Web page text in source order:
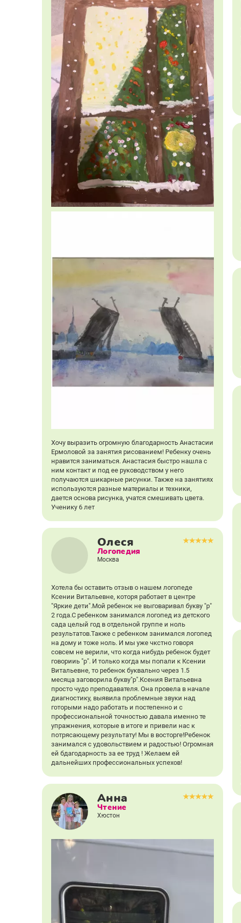
Хочу выразить огромную благодарность Анастасии
Ермоловой за занятия рисованием! Ребенку очень
нравится заниматься. Анастасия быстро нашла с
ним контакт и под ее руководством у него
получаются шикарные рисунки. Также на занятиях
используются разные материалы и техники,
дается основа рисунка, учатся смешивать цвета.
Ученику 6 лет
Олеся
Логопедия
Москва
Хотела бы оставить отзыв о нашем логопеде
Ксении Витальевне, которя работает в центре
"Яркие дети".Мой ребенок не выговаривал букву "р"
2 года.С ребенком занимался логопед из детского
сада целый год в отдельной группе и ноль
результатов.Также с ребенком занимался логопед
на дому и тоже ноль. И мы уже чкстно говоря
совсем не верили, что когда нибудь ребенок будет
говорииь "р". И только когда мы попали к Ксении
Витальевне, то ребенок буквально через 1.5
месяца заговорила букву"р".Ксения Витальевна
просто чудо преподавателя. Она провела в начале
диагностику, выявила проблемные звуки над
готорыми надо работать и постепенно и с
профессиональной точностью давала именно те
упражнения, которые в итоге и привели нас к
потрясающему результату! Мы в восторге!Ребенок
занимался с удовольствием и радостью! Огромная
ей бдагодарность за ее труд ! Желаем ей
дальнейших профессиональных успехов!
Анна
Чтение
Хюстон